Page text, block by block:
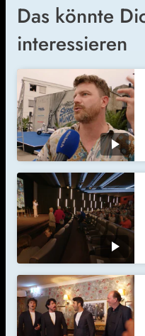
Das könnte
interessieren